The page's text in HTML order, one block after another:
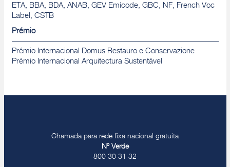
ETA, BBA, BDA, ANAB, GEV Emicode, GBC, NF, French Voc
Label, CSTB
Prémio
Prémio Internacional Domus Restauro e Conservazione
Prémio Internacional Arquitectura Sustentável
Chamada para rede fixa nacional gratuita
Nº Verde
800 30 31 32